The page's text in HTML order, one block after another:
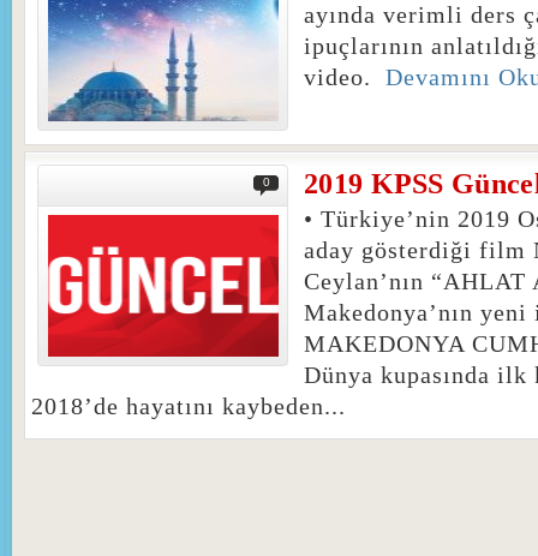
ayında verimli ders
ipuçlarının
video. Devamını
0 2019 KPSS
• Türkiye’nin 2019
aday gösterdiği film
Ceylan’nın
Makedonya’nın
MAKEDONYA
Dünya kupasında ilk
2018’de hayatını kaybeden...